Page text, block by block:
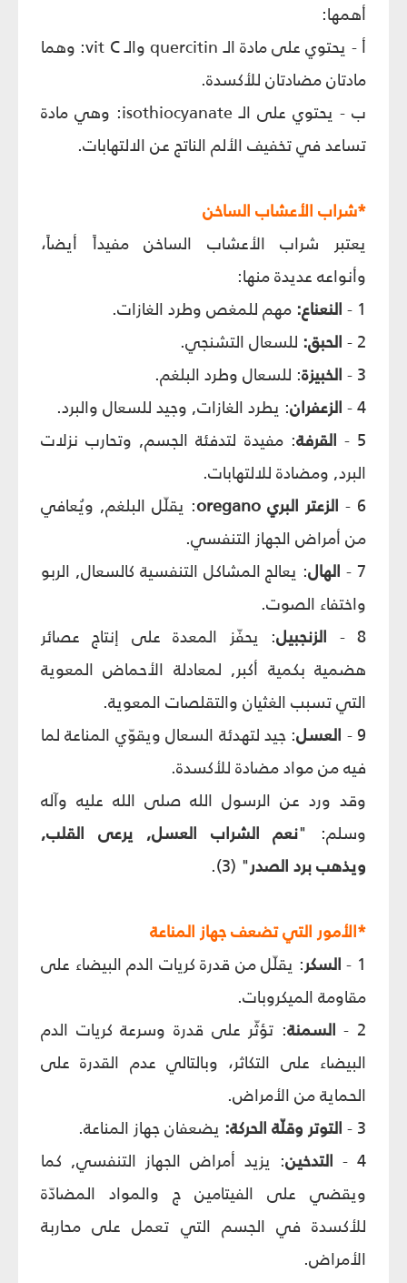
أهمها:
أ - يحتوي على مادة الـ quercitin والـ vit C: وهما
مادتان مضادتان للأكسدة.
ب - يحتوي على الـ isothiocyanate: وهي مادة
تساعد في تخفيف الألم الناتج عن الالتهابات.
*شراب الأعشاب الساخن
يعتبر شراب الأعشاب الساخن مفيداً أيضاً،
وأنواعه عديدة منها:
1 -
النعناع: مهم للمغص وطرد الغازات.
2 -
الحبق: للسعال التشنجي.
3 -
الخبيزة: للسعال وطرد البلغم.
4 -
الزعفران: يطرد الغازات, وجيد للسعال والبرد.
5 -
القرفة: مفيدة لتدفئة الجسم, وتحارب نزلات
البرد, ومضادة للالتهابات.
6 -
الزعتر البري oregano: يقلّل البلغم, ويُعافي
من أمراض الجهاز التنفسي.
7 -
الهال: يعالج المشاكل التنفسية كالسعال, الربو
واختفاء الصوت.
8 -
الزنجبيل: يحفّز المعدة على إنتاج عصائر
هضمية بكمية أكبر, لمعادلة الأحماض المعوية
التي تسبب الغثيان والتقلصات المعوية.
9 -
العسل: جيد لتهدئة السعال ويقوّي المناعة لما
فيه من مواد مضادة للأكسدة.
وقد ورد عن الرسول الله صلى الله عليه وآله
وسلم: "نعم الشراب العسل, يرعى القلب,
ويذهب برد الصدر" (3).
*الأمور التي تضعف جهاز المناعة
1 -
السكر: يقلّل من قدرة كريات الدم البيضاء على
مقاومة الميكروبات.
2 -
السمنة: تؤثّر على قدرة وسرعة كريات الدم
البيضاء على التكاثر، وبالتالي عدم القدرة على
الحماية من الأمراض.
3 -
التوتر وقلّة الحركة: يضعفان جهاز المناعة.
4 -
التدخين: يزيد أمراض الجهاز التنفسي, كما
ويقضي على الفيتامين ج والمواد المضادّة
للأكسدة في الجسم التي تعمل على محاربة
الأمراض.